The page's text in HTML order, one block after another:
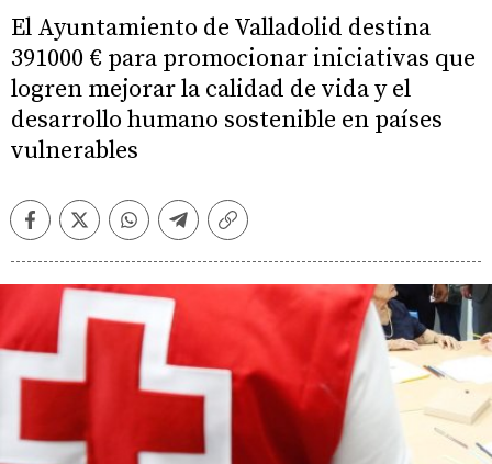
El Ayuntamiento de Valladolid destina
391000 € para promocionar iniciativas que
logren mejorar la calidad de vida y el
desarrollo humano sostenible en países
vulnerables
FacebookTwitterWhatsappTelegramCopiar